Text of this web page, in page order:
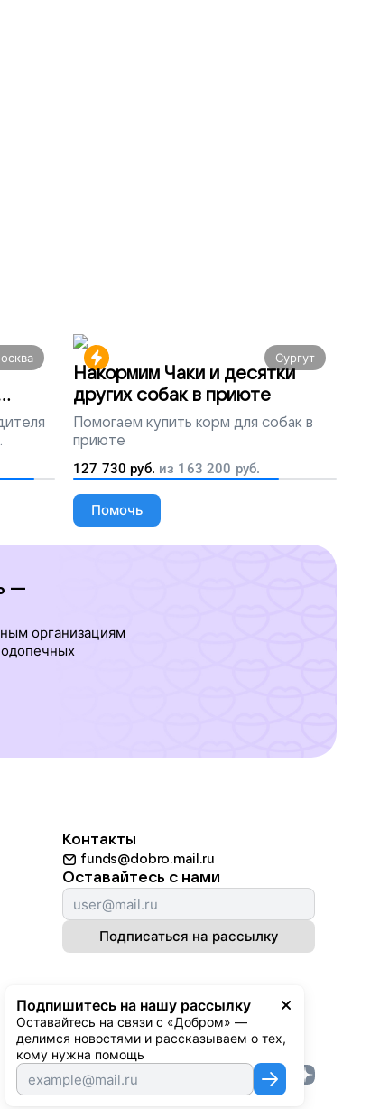
Сургут
Накормим Чаки и десятки
других собак в приюте
Помогаем купить корм для собак в
приюте
127 730 руб. из 163 200 руб.
Помочь
—
организациям
Подпишитесь на нашу рассылку
Оставайтесь на связи с «Добром» —
делимся новостями и рассказываем о тех,
кому нужна помощь
Контакты
funds@dobro.mail.ru
Оставайтесь с нами
Подписаться на рассылку